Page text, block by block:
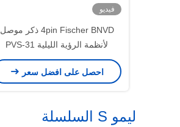
فيديو
4pin Fischer BNVD ذكر موصل
لأنظمة الرؤية الليلية PVS-31
احصل على افضل سعر
ليمو S السلسلة